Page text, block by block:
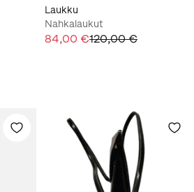
Laukku
Nahkalaukut
84,00 €120,00 €